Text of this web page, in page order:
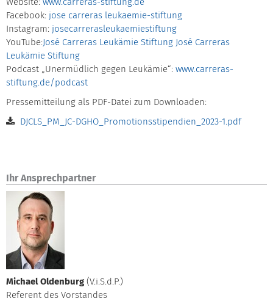
Website: www.carreras-stiftung.de
Facebook: jose carreras leukaemie-stiftung
Instagram: josecarrerasleukaemiestiftung
YouTube: José Carreras Leukämie Stiftung José Carreras
Leukämie Stiftung
Podcast „Unermüdlich gegen Leukämie“: www.carreras-
stiftung.de/podcast
Pressemitteilung als PDF-Datei zum Downloaden:
DJCLS_PM_JC-DGHO_Promotionsstipendien_2023-1.pdf
Ihr Ansprechpartner
Michael Oldenburg (V.i.S.d.P.)
Referent des Vorstandes